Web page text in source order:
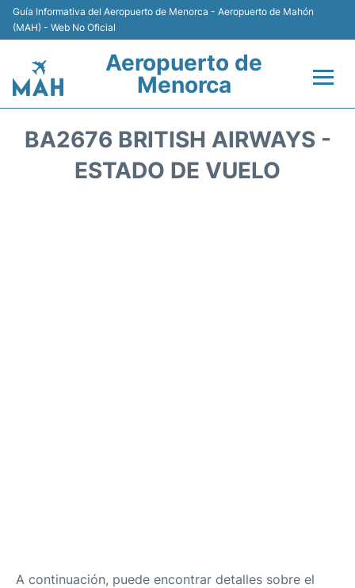
Guía Informativa del Aeropuerto de Menorca - Aeropuerto de Mahón
(MAH) - Web No Oficial
Aeropuerto de
Menorca
BA2676 BRITISH AIRWAYS -
ESTADO DE VUELO
A continuación, puede encontrar detalles sobre el